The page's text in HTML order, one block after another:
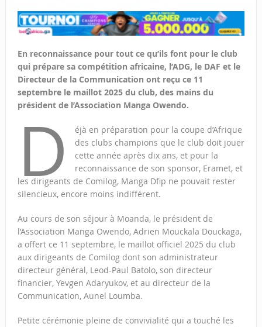
En reconnaissance pour tout ce qu’ils font pour le club
qui prépare sa compétition africaine, l’ADG, le DAF et le
Directeur de la Communication ont reçu ce 11
septembre le maillot 2025 du club, des mains du
président de l’Association Manga Owendo.
D
éjà en préparation pour la coupe d’Afrique
des clubs champions que le club doit jouer
cette année après dix ans, et pour la
reconnaissance de son sponsor, Eramet, et
les dirigeants de Comilog, Manga Dfip ne pouvait rester
silencieux, encore moins indifférent.
Au cours de son séjour à Moanda, le président de
l’Association Manga Owendo, Adrien Mouckala Douckaga,
a offert ce 11 septembre, le maillot officiel 2025 du club
aux dirigeants de Comilog dont son administrateur
directeur général, Leod-Paul Batolo, son directeur
financier, Yevgen Adaryukov, et au directeur de la
Communication, Aunel Loumba.
Petite cérémonie pleine de convivialité qui a touché les